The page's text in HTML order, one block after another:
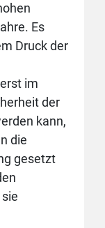
Es
Druck der
im
der
kann,
die
gesetzt